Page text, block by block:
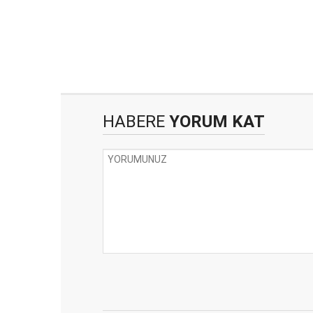
HABERE YORUM KAT